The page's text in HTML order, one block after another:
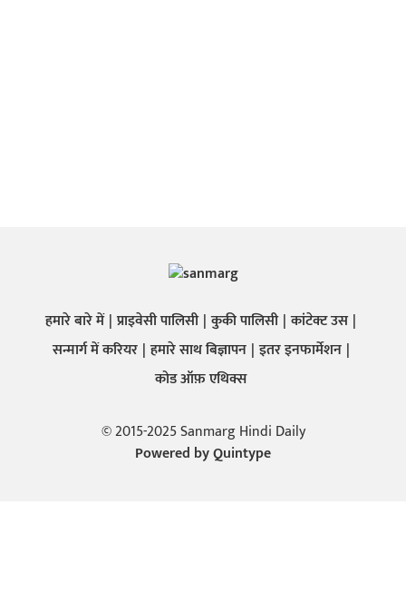
हमारे बारे में प्राइवेसी पालिसी कुकी पालिसी कांटेक्ट उस
सन्मार्ग में करियर हमारे साथ बिज्ञापन इतर इनफार्मेशन
कोड ऑफ़ एथिक्स
© 2015-2025 Sanmarg Hindi Daily
Powered byQuintype